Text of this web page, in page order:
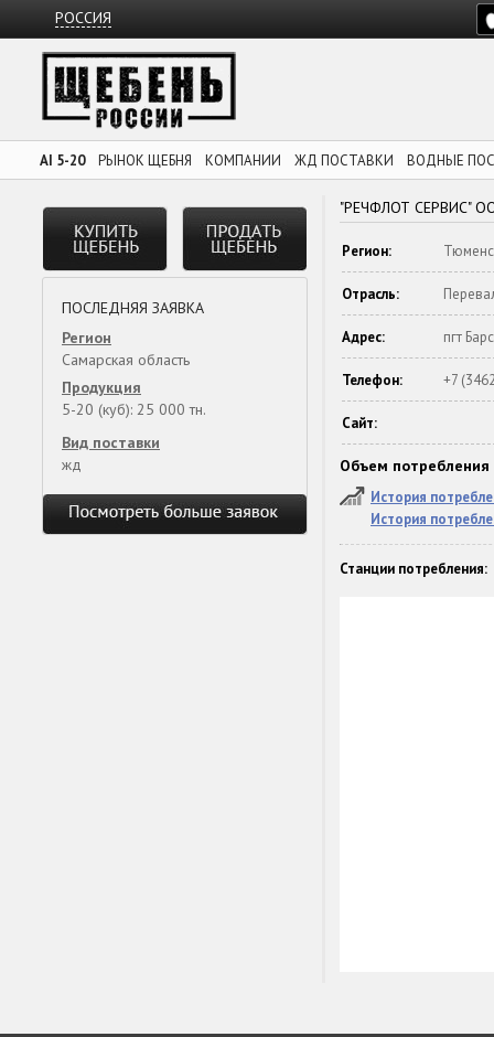
РОССИЯ
AI 5-20 РЫНОК ЩЕБНЯ КОМПАНИИ ЖД ПОСТАВКИ ВОДНЫЕ
ПОСЛЕДНЯЯ ЗАЯВКА
Регион
Самарская область
Продукция
5-20 (куб): 25 000 тн.
Вид поставки
жд
"РЕЧФЛОТ СЕРВИС"
Регион:
Отрасль:
Адрес: пгт
Телефон: +7
Сайт:
Объем
История
История
Станции потребления: